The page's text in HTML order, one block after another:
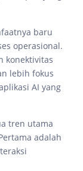
baru
operasional.
konektivitas
lebih fokus
AI yang
tren utama
adalah